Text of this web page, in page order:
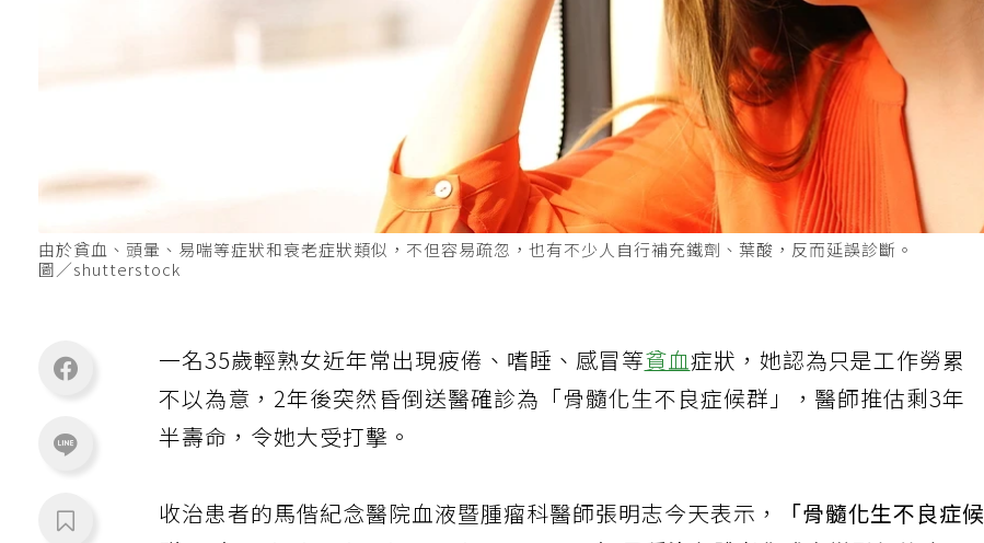
由於貧血、頭暈、易喘等症狀和衰老症狀類似，不但容易疏忽，也有不少人自行補充鐵劑、葉酸，反而延誤診斷。
圖／shutterstock
一名35歲輕熟女近年常出現疲倦、嗜睡、感冒等貧血症狀，她認為只是工作勞累
不以為意，2年後突然昏倒送醫確診為「骨髓化生不良症候群」，醫師推估剩3年
半壽命，令她大受打擊。
收治患者的馬偕紀念醫院血液暨腫瘤科醫師張明志今天表示，
「骨髓化生不良症候